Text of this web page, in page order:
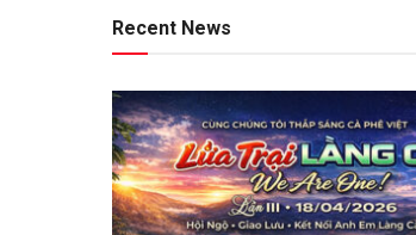
Recent News